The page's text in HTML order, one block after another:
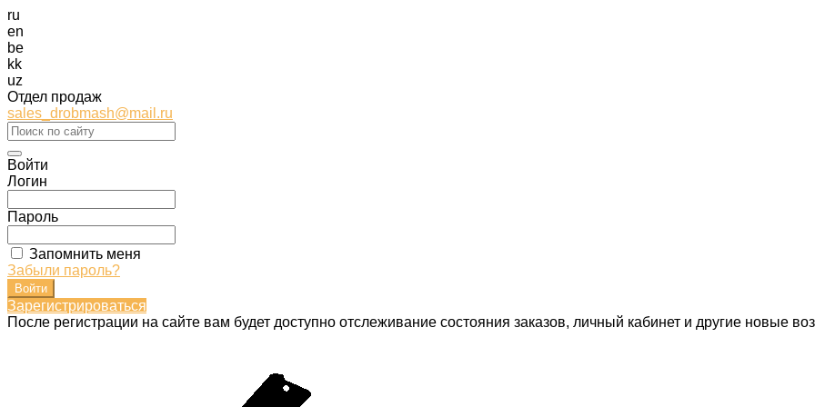
ru
en
be
kk
uz
Отдел продаж
sales_drobmash@mail.ru
Войти
Логин
Пароль
Запомнить меня
Забыли пароль?
Зарегистрироваться
После регистрации на сайте вам будет доступно отслеживание состояния заказов, личный кабинет и другие новые